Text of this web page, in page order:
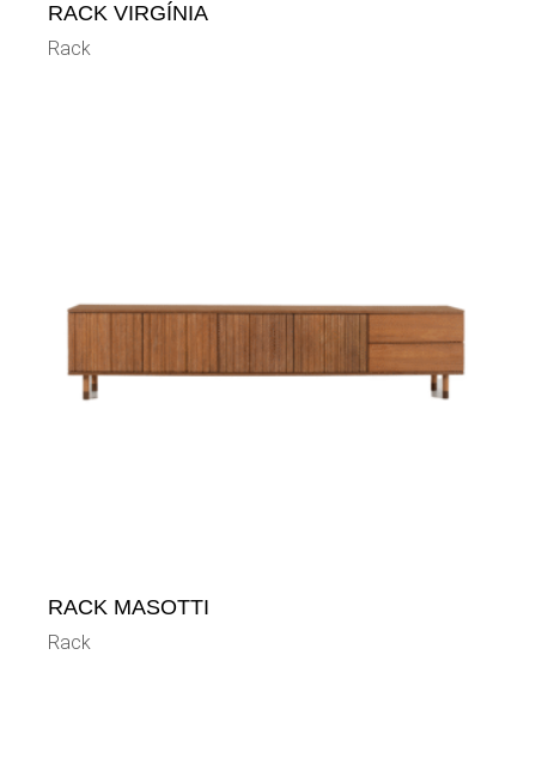
RACK VIRGÍNIA
Rack
RACK MASOTTI
Rack